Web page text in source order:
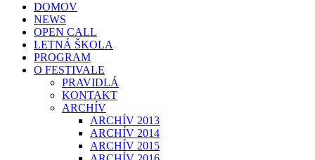
DOMOV
NEWS
OPEN CALL
LETNÁ ŠKOLA
PROGRAM
O FESTIVALE
PRAVIDLÁ
KONTAKT
ARCHÍV
ARCHÍV 2013
ARCHÍV 2014
ARCHÍV 2015